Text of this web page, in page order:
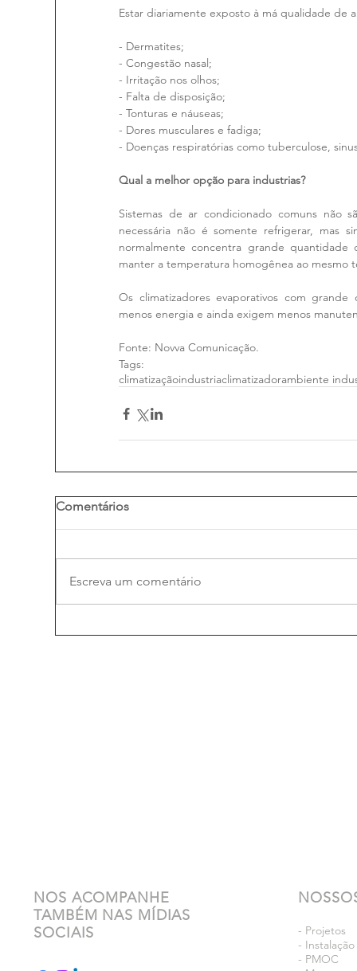
Estar diariamente exposto à má qualidade de
- Dermatites;
- Congestão nasal;
- Irritação nos olhos;
- Falta de disposição;
- Tonturas e náuseas;
- Dores musculares e fadiga;
- Doenças respiratórias como tuberculose,
Qual a melhor opção para industrias?
Sistemas de ar condicionado comuns não
necessária não é somente refrigerar, mas
normalmente concentra grande
manter a temperatura homogênea ao mesmo
Os climatizadores evaporativos com
menos energia e ainda exigem menos
Fonte: Novva Comunicação.
Tags:
climatizaçãoindustriaclimatizadorambiente
Comentários
Escreva um comentário
NOS ACOMPANHE
TAMBÉM NAS MÍDIAS
SOCIAIS
- Projetos
-
- PMOC